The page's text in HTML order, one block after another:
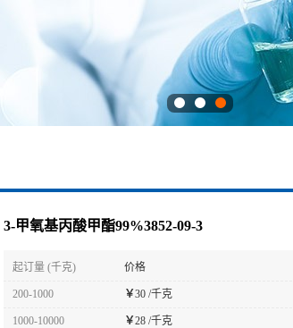
3-甲氧基丙酸甲酯99%3852-09-3
起订量 (千克) 价格
200-1000 ￥30 /千克
1000-10000 ￥28 /千克